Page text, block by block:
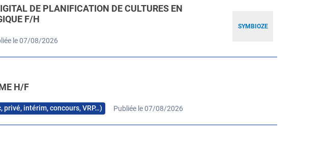
SYMBIOZE
DE PLANIFICATION DE CULTURES EN
F/H
le 07/08/2026
H/F
privé, intérim, concours, VRP…) Publiée le 07/08/2026